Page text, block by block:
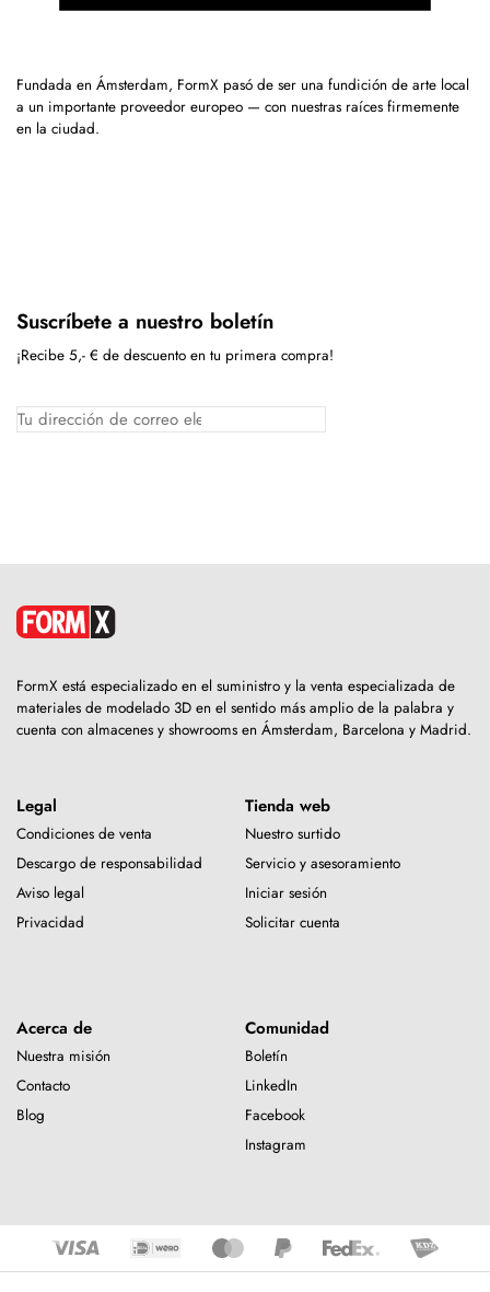
Fundada en Ámsterdam, FormX pasó de ser una fundición de arte local
a un importante proveedor europeo — con nuestras raíces firmemente
en la ciudad.
Suscríbete a nuestro boletín
¡Recibe 5,- € de descuento en tu primera compra!
FormX está especializado en el suministro y la venta especializada de
materiales de modelado 3D en el sentido más amplio de la palabra y
cuenta con almacenes y showrooms en Ámsterdam, Barcelona y Madrid.
Legal
Condiciones de venta
Descargo de responsabilidad
Aviso legal
Privacidad
Tienda web
Nuestro surtido
Servicio y asesoramiento
Iniciar sesión
Solicitar cuenta
Acerca de
Nuestra misión
Contacto
Blog
Comunidad
Boletín
LinkedIn
Facebook
Instagram